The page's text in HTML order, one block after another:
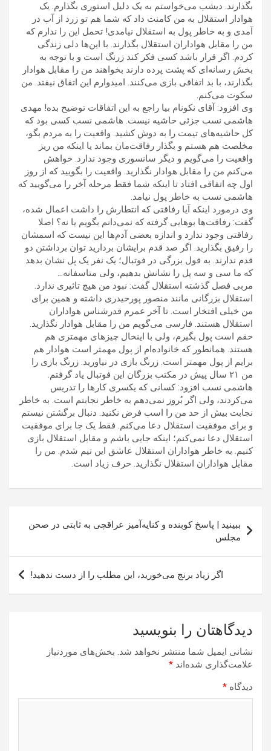
بگذارند. دیشب می‌خواستم به یک دلیل استوری بگذارم. یک
هوادار استقلال به من کامنت داد که شما هم تو زرد از آب در
آمدی و به خاطر پول به استقلال نیامدی! تحمل این را ندارم که
من را مقابل هواداران استقلال بگذارند. با این‌ها دلی زندگی
کردم. اگر قرار باشد کسی فکر کند زرنگ است و با توجه به
بخش رسانه‌ای که پشت پرده دارند بخواهند من را مقابل هوادار
بگذارند، با بد اتفاقی بازی می‌کنند. امیدوارم این اتفاق نیفتد. من
سکوت می‌کنم.
وی افزود: آقای نکونام بیا راجع به این اتفاقات توضیح بده! مهدی
هاشمی نسب جزئی حاشیه نیست. هاشمی نسب کسی بود که
کل حاشیه‌های تیمت را به دوش کشید. واقعیت را به مردم بگو،
مخلصت هم هستم و بگذار رفاقت‌مان بماند یا اینکه من ریز
واقعیت را می‌گویم و دیگر سانسوری وجود ندارد. خواهش
می‌کنم من را مقابل هوادار نگذارید. واقعیت را بگویید که از روز
اول چه اتفاقی افتاد تا اینکه شما فقط مرحله آخر را می‌گویید که
هاشمی نسب به خاطر پول نیامد.
وی درمورد اینکه آیا رفاقتی که انتطارش را داشت اعمال شده،
گفت: رفاقت‌ها بو‌هایی گرفته که نمی‌دانم بگویم یا نه؟ اصلا
رفاقتی وجود ندارد و اندازه بعضی آدم‌ها این نیست که اسمشان
را رفیق بگذارید. اگر صد قدم برایشان بردارید توان برداشتن دو
قدم ندارند. به قول بزرگی در فوتبال؛ یک نفر یک پل نشان بدهد
که ما سی و سه پل را نشانش بدهیم، ولی متاسفانه…
مربی فصل گذشته استقلال گفت: نبود من هیچ تاثیری ندارد.
استقلال بزرگانی مانند منصور پورحیدری داشته و همین برای
من خیلی افتخار است. تا آخر عمرم قدرشناس هواداران
استقلال هستند. فارسی می‌گویم من را مقابل هوادار نگذارید.
حقم است پول بگیرم، ولی با اینحال چیز‌های مهمتری هم
هستند. همانطور که خانواده‌ام از پول مهمتر است هوادار هم
برایم از پول مهمتر است. زرنگ بازی در نیاورید. زرنگ بازی را
من ۲۱ سال پیش در مکتب بزرگان این فوتبال یاد گرفتم.
هاشمی نسب افزود: کسانی که یکسری کار‌ها را تدریس
می‌کردند، ولی اگر بُروز نمی‌دهم به خاطر نجابتم است. به خاطر
نجابت بیش از حد من را اسب فرض نکنید. دنبال برگشتن نیستم
و برای موفقیت استقلال دعا می‌کنم. فقط یک جا برای موفقیت
استقلال دعا نمی‌کنم؛ اینکه جایی باشم و مقابل استقلال بازی
کنیم. به خاطر هواداران استقلال عاشق این تیم شدم. من را
مقابل هواداران استقلال نگذارید. حرف زیاد است.
نوشته
ببینید | پاسخ کوبنده و کنایه‌آمیز عراقچی به ثابتی در صحن
مجلس
اگر زیاد برنج می‌خورید، این مطلب را از دست ندهید!
دیدگاهتان را بنویسید
نشانی ایمیل شما منتشر نخواهد شد. بخش‌های موردنیاز
علامت‌گذاری شده‌اند *
دیدگاه *